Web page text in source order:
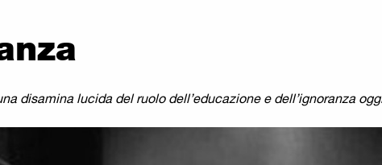
disamina lucida del ruolo dell’educazione e dell’ignoranza